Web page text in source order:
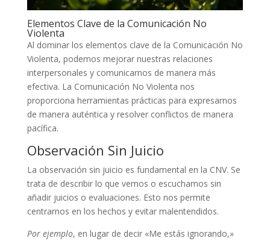
Elementos Clave de la Comunicación No
Violenta
Al dominar los elementos clave de la Comunicación No
Violenta, podemos mejorar nuestras relaciones
interpersonales y comunicarnos de manera más
efectiva. La Comunicación No Violenta nos
proporciona herramientas prácticas para expresarnos
de manera auténtica y resolver conflictos de manera
pacífica.
Observación Sin Juicio
La observación sin juicio es fundamental en la CNV. Se
trata de describir lo que vemos o escuchamos sin
añadir juicios o evaluaciones. Esto nos permite
centrarnos en los hechos y evitar malentendidos.
Por ejemplo, en lugar de decir «Me estás ignorando,»